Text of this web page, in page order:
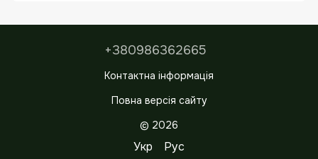
+380986362665
Контактна інформація
Повна версія сайту
© 2026
Укр Рус